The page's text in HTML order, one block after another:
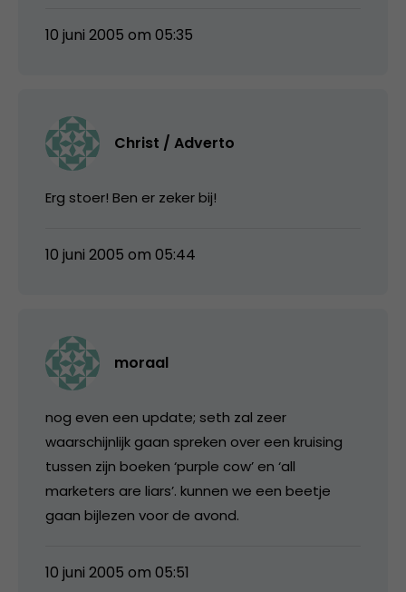
10 juni 2005 om 05:35
Christ / Adverto
Erg stoer! Ben er zeker bij!
10 juni 2005 om 05:44
moraal
nog even een update; seth zal zeer
waarschijnlijk gaan spreken over een kruising
tussen zijn boeken ‘purple cow’ en ‘all
marketers are liars’. kunnen we een beetje
gaan bijlezen voor de avond.
10 juni 2005 om 05:51